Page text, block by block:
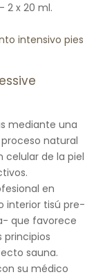
2 x 20 ml.
intensivo pies
mediante una
natural
celular de la piel
en
interior tisú pre-
que favorece
principios
sauna.
su médico